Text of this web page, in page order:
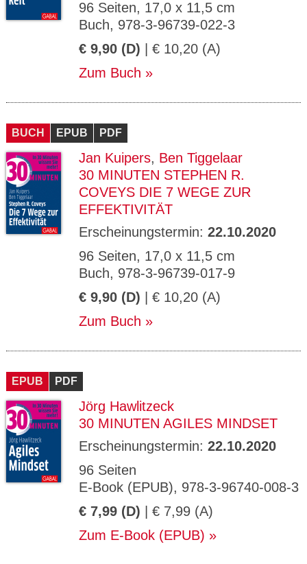
96 Seiten, 17,0 x 11,5 cm
Buch, 978-3-96739-022-3
€ 9,90 (D) | € 10,20 (A)
Zum Buch
BUCH EPUB PDF
Jan Kuipers, Ben Tiggelaar
30 MINUTEN STEPHEN R.
COVEYS DIE 7 WEGE ZUR
EFFEKTIVITÄT
Erscheinungstermin: 22.10.2020
96 Seiten, 17,0 x 11,5 cm
Buch, 978-3-96739-017-9
€ 9,90 (D) | € 10,20 (A)
Zum Buch
EPUB PDF
Jörg Hawlitzeck
30 MINUTEN AGILES MINDSET
Erscheinungstermin: 22.10.2020
96 Seiten
E-Book (EPUB), 978-3-96740-008-3
€ 7,99 (D) | € 7,99 (A)
Zum E-Book (EPUB)